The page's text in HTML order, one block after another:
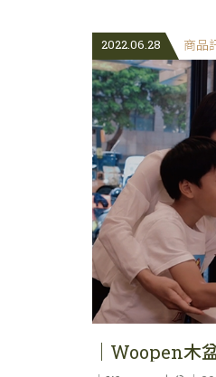
2022.06.28 商品
｜Woopen木